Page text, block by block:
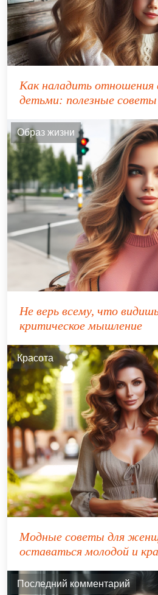
Как наладить
детьми: полезные советы
Образ жизни
Не верь всему, что
критическое мышление
Красота
Модные советы для
оставаться молодой и
Последний комментарий